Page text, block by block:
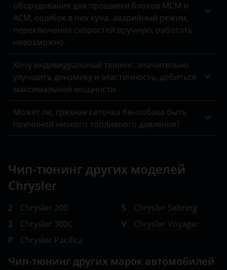
оборудования для прошивки блоков MCM и
ACM, ошибок в них куча, аварийный режим,
переключения скоростей вручную, работать
невозможно.
Хочу индивидуальный тюнинг, значительно
улучшить динамику и эластичность, добиться
максимальной мощности.
Может ли, грязная сеточка бензобака быть
причиной низкого топливного давления?
Чип-тюнинг других моделей
Chrysler
2
Chrysler 200
3
Chrysler 300C
P
Chrysler Pacifica
S
Chrysler Sebring
V
Chrysler Voyager
Чип-тюнинг других марок автомобилей